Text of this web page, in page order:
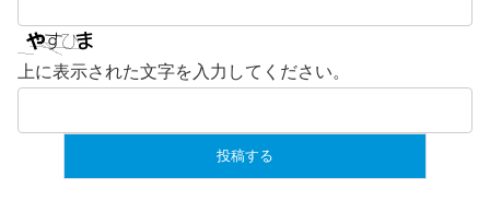
上に表示された文字を入力してください。